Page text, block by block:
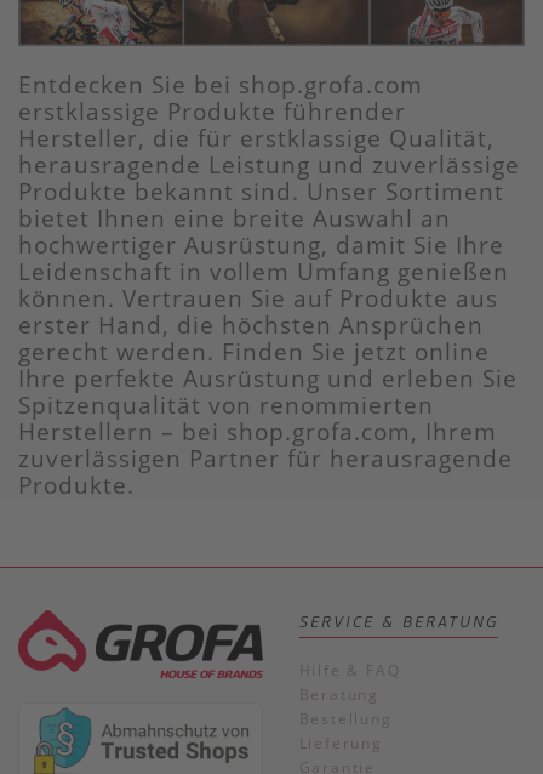
Entdecken Sie bei shop.grofa.com
erstklassige Produkte führender
Hersteller, die für erstklassige Qualität,
herausragende Leistung und zuverlässige
Produkte bekannt sind. Unser Sortiment
bietet Ihnen eine breite Auswahl an
hochwertiger Ausrüstung, damit Sie Ihre
Leidenschaft in vollem Umfang genießen
können. Vertrauen Sie auf Produkte aus
erster Hand, die höchsten Ansprüchen
gerecht werden. Finden Sie jetzt online
Ihre perfekte Ausrüstung und erleben Sie
Spitzenqualität von renommierten
Herstellern – bei shop.grofa.com, Ihrem
zuverlässigen Partner für herausragende
Produkte.
SERVICE & BERATUNG
Hilfe & FAQ
Beratung
Bestellung
Lieferung
Garantie